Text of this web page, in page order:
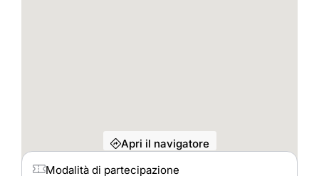
Apri il navigatore
Modalità di partecipazione